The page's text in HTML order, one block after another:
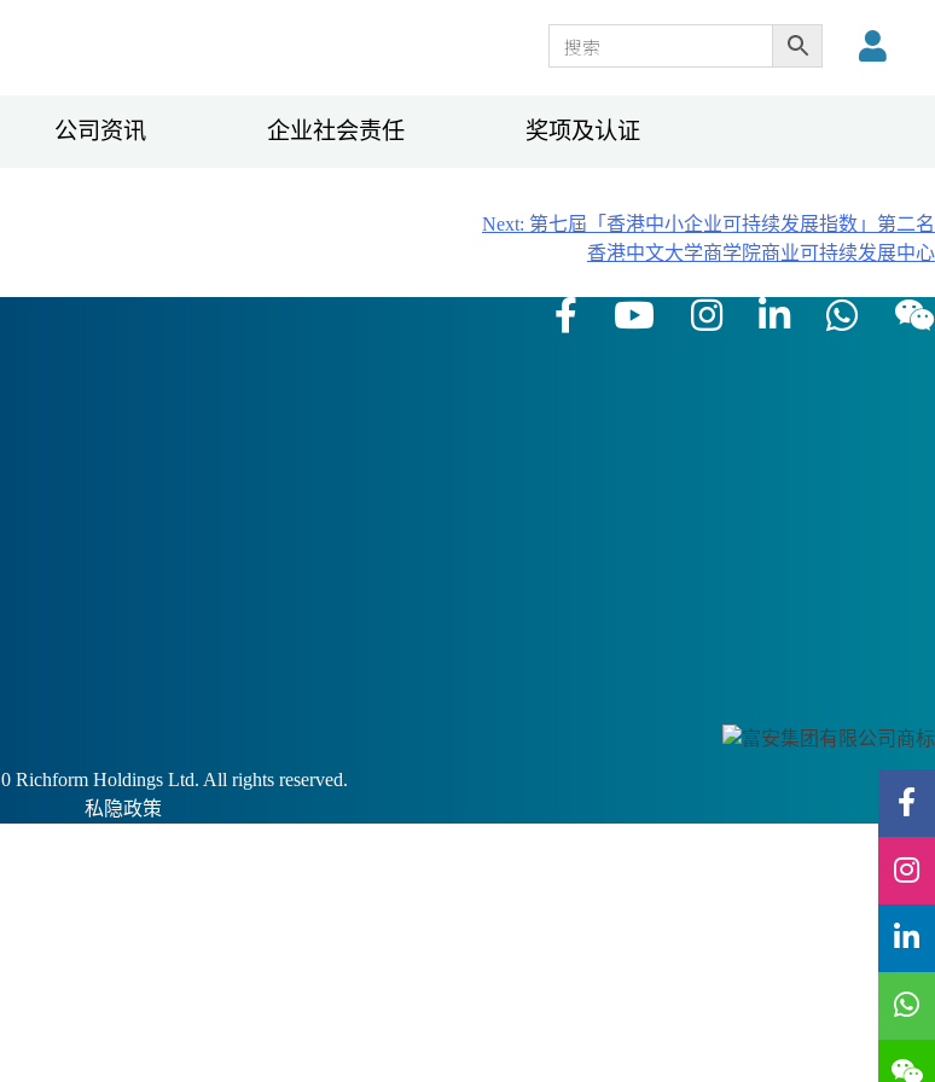
公司资讯 企业社会责任 奖项及认证
Next: 第七屆「香港中小企业可持续发展指数」第二名
香港中文大学商学院商业可持续发展中心
0Richform Holdings Ltd. All rights reserved.
私隐政策